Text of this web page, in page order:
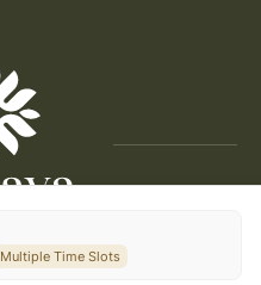
Multiple Time Slots